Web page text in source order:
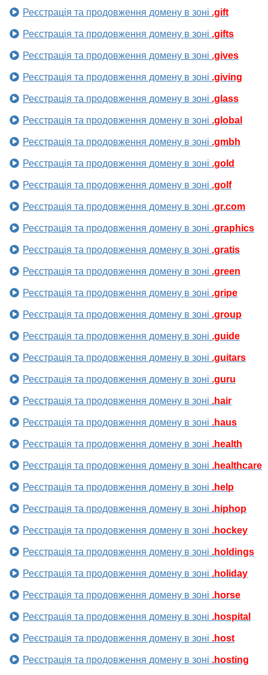
Реєстрація та продовження домену в зоні .gift
Реєстрація та продовження домену в зоні .gifts
Реєстрація та продовження домену в зоні .gives
Реєстрація та продовження домену в зоні .giving
Реєстрація та продовження домену в зоні .glass
Реєстрація та продовження домену в зоні .global
Реєстрація та продовження домену в зоні .gmbh
Реєстрація та продовження домену в зоні .gold
Реєстрація та продовження домену в зоні .golf
Реєстрація та продовження домену в зоні .gr.com
Реєстрація та продовження домену в зоні .graphics
Реєстрація та продовження домену в зоні .gratis
Реєстрація та продовження домену в зоні .green
Реєстрація та продовження домену в зоні .gripe
Реєстрація та продовження домену в зоні .group
Реєстрація та продовження домену в зоні .guide
Реєстрація та продовження домену в зоні .guitars
Реєстрація та продовження домену в зоні .guru
Реєстрація та продовження домену в зоні .hair
Реєстрація та продовження домену в зоні .haus
Реєстрація та продовження домену в зоні .health
Реєстрація та продовження домену в зоні .healthcare
Реєстрація та продовження домену в зоні .help
Реєстрація та продовження домену в зоні .hiphop
Реєстрація та продовження домену в зоні .hockey
Реєстрація та продовження домену в зоні .holdings
Реєстрація та продовження домену в зоні .holiday
Реєстрація та продовження домену в зоні .horse
Реєстрація та продовження домену в зоні .hospital
Реєстрація та продовження домену в зоні .host
Реєстрація та продовження домену в зоні .hosting